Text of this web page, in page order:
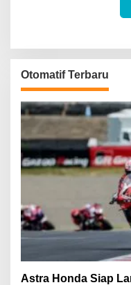
Otomatif Terbaru
Astra Honda Siap